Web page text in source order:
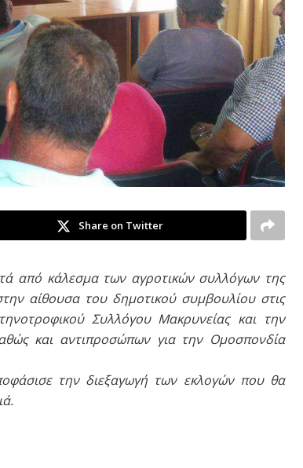
Share on Twitter
από κάλεσμα των αγροτικών συλλόγων της
αίθουσα του δημοτικού συμβουλίου στις
Συλλόγου Μακρυνείας και την
και αντιπροσώπων για την Ομοσπονδία
την διεξαγωγή των εκλογών που θα